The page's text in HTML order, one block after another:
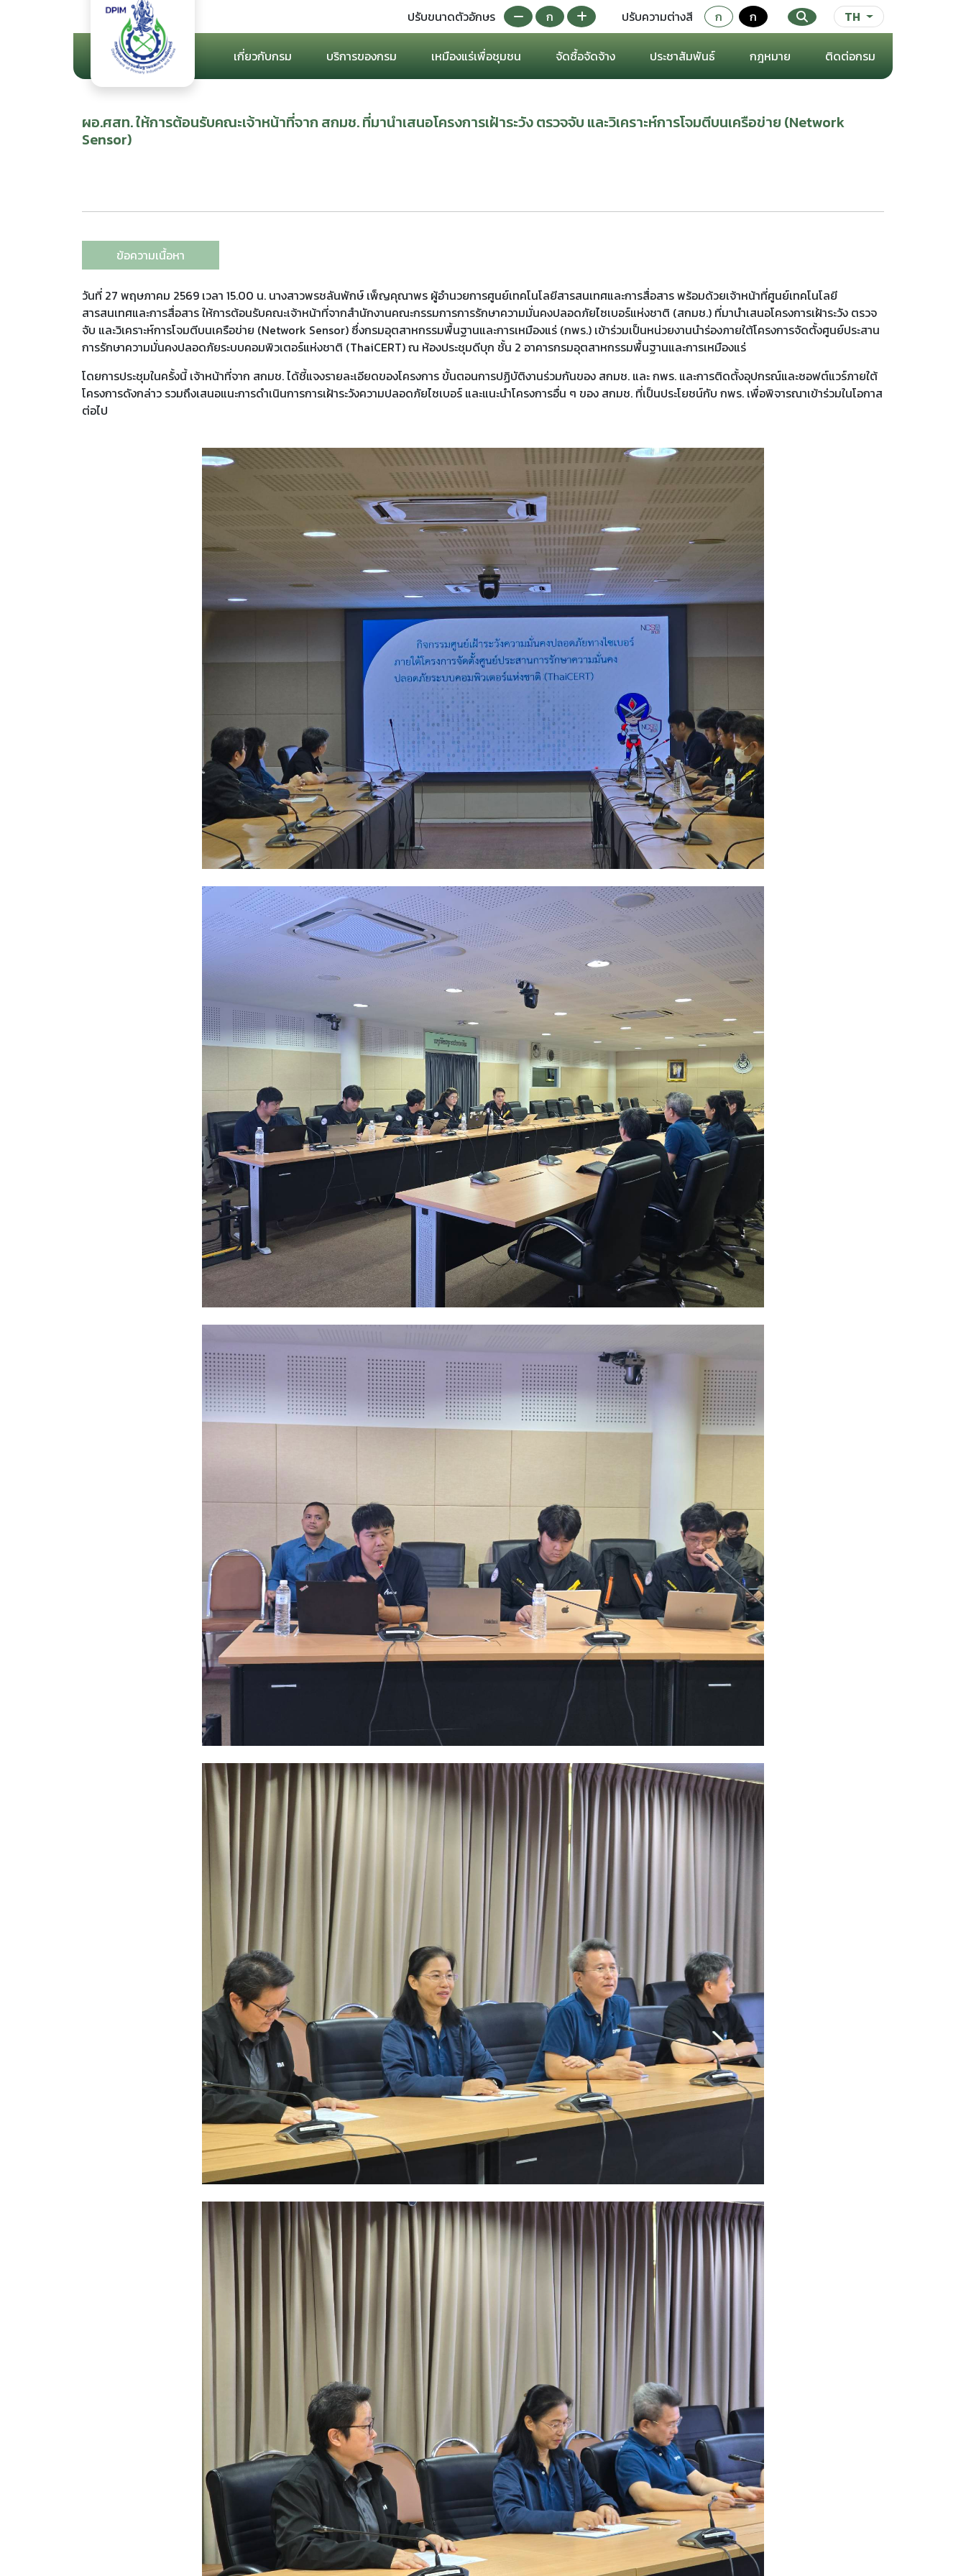
ปรับขนาดตัวอักษร ก ปรับความต่างสี ก ก TH
เกี่ยวกับกรม บริการของกรม เหมืองแร่เพื่อชุมชน จัดซื้อจัดจ้าง ประชาสัมพันธ์ กฎหมาย ติดต่อกรม
ผอ.ศสท. ให้การต้อนรับคณะเจ้าหน้าที่จาก สกมช. ที่มานำเสนอโครงการเฝ้าระวัง ตรวจจับ และวิเคราะห์การโจมตีบนเครือข่าย (Network
Sensor)
ข้อความเนื้อหา
วันที่ 27 พฤษภาคม 2569 เวลา 15.00 น. นางสาวพรชลันพักษ์ เพ็ญคุณาพร ผู้อำนวยการศูนย์เทคโนโลยีสารสนเทศและการสื่อสาร พร้อมด้วยเจ้าหน้าที่ศูนย์เทคโนโลยี
สารสนเทศและการสื่อสาร ให้การต้อนรับคณะเจ้าหน้าที่จากสำนักงานคณะกรรมการการรักษาความมั่นคงปลอดภัยไซเบอร์แห่งชาติ (สกมช.) ที่มานำเสนอโครงการเฝ้าระวัง ตรวจ
จับ และวิเคราะห์การโจมตีบนเครือข่าย (Network Sensor) ซึ่งกรมอุตสาหกรรมพื้นฐานและการเหมืองแร่ (กพร.) เข้าร่วมเป็นหน่วยงานนำร่องภายใต้โครงการจัดตั้งศูนย์ประสาน
การรักษาความมั่นคงปลอดภัยระบบคอมพิวเตอร์แห่งชาติ (ThaiCERT) ณ ห้องประชุมดีบุก ชั้น 2 อาคารกรมอุตสาหกรรมพื้นฐานและการเหมืองแร่
โดยการประชุมในครั้งนี้ เจ้าหน้าที่จาก สกมช. ได้ชี้แจงรายละเอียดของโครงการ ขั้นตอนการปฏิบัติงานร่วมกันของ สกมช. และ กพร. และการติดตั้งอุปกรณ์และซอฟต์แวร์ภายใต้
โครงการดังกล่าว รวมถึงเสนอแนะการดำเนินการการเฝ้าระวังความปลอดภัยไซเบอร์ และแนะนำโครงการอื่น ๆ ของ สกมช. ที่เป็นประโยชน์กับ กพร. เพื่อพิจารณาเข้าร่วมในโอกาส
ต่อไป